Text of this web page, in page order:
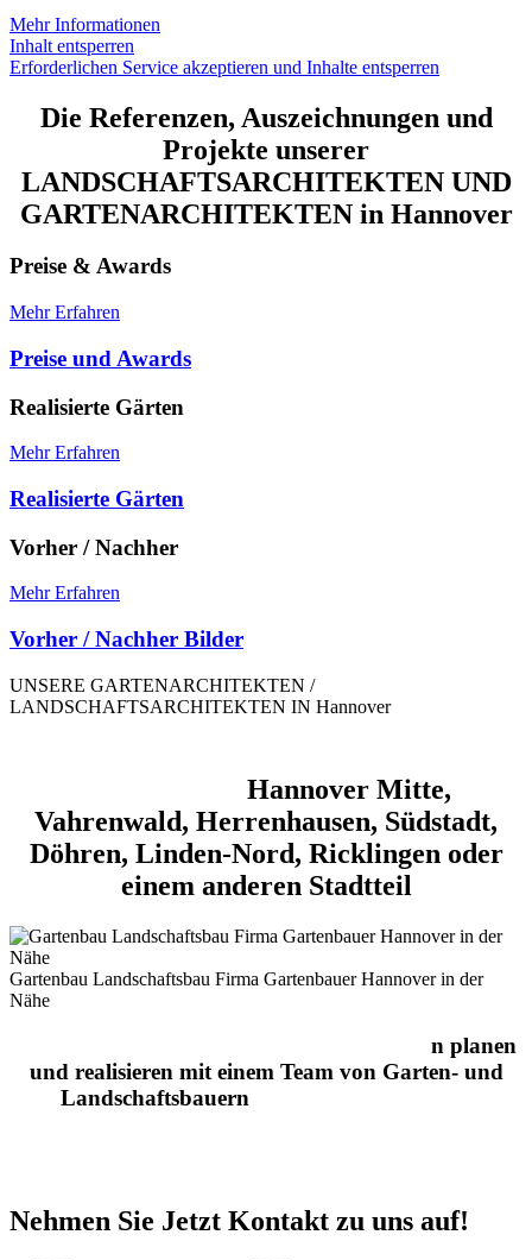
Mehr Informationen
Inhalt entsperren
Erforderlichen Service akzeptieren und Inhalte entsperren
Die Referenzen, Auszeichnungen und
Projekte unserer
LANDSCHAFTSARCHITEKTEN UND
GARTENARCHITEKTEN in Hannover
Preise & Awards
Mehr Erfahren
Preise und Awards
Realisierte Gärten
Mehr Erfahren
Realisierte Gärten
Vorher / Nachher
Mehr Erfahren
Vorher / Nachher Bilder
UNSERE GARTENARCHITEKTEN /
LANDSCHAFTSARCHITEKTEN IN Hannover
Hannover Mitte,
Vahrenwald, Herrenhausen, Südstadt,
Döhren, Linden-Nord, Ricklingen oder
einem anderen Stadtteil
Gartenbau Landschaftsbau Firma Gartenbauer Hannover in der
Nähe
n planen
und realisieren mit einem Team von Garten- und
Landschaftsbauernhochwertige Gärten in
Nehmen Sie Jetzt Kontakt zu uns auf!